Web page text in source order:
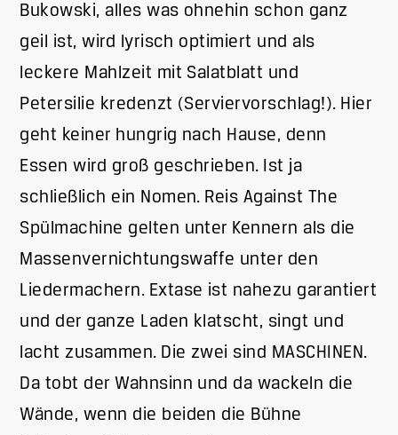
Bukowski, alles was ohnehin schon ganz
geil ist, wird lyrisch optimiert und als
leckere Mahlzeit mit Salatblatt und
Petersilie kredenzt (Serviervorschlag!). Hier
geht keiner hungrig nach Hause, denn
Essen wird groß geschrieben. Ist ja
schließlich ein Nomen. Reis Against The
Spülmachine gelten unter Kennern als die
Massenvernichtungswaffe unter den
Liedermachern. Extase ist nahezu garantiert
und der ganze Laden klatscht, singt und
lacht zusammen. Die zwei sind MASCHINEN.
Da tobt der Wahnsinn und da wackeln die
Wände, wenn die beiden die Bühne